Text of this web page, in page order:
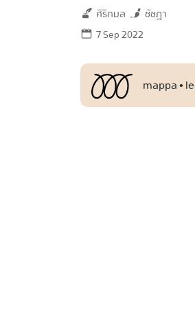
ศิริกมล
ชัชฎา
7 Sep 2022
mappa •